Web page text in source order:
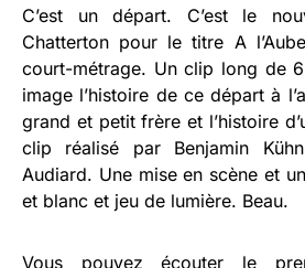
C’est un départ. C’est le
Chatterton pour le titre A
court-métrage. Un clip long de
image l’histoire de ce départ à
grand et petit frère et l’histoire
clip réalisé par Benjamin
Audiard. Une mise en scène et
et blanc et jeu de lumière. Beau.
Vous pouvez écouter le